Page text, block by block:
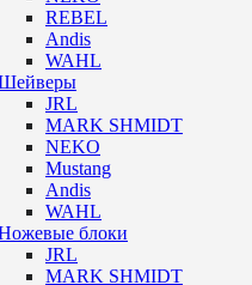
REBEL
Andis
WAHL
JRL
MARK SHMIDT
NEKO
Mustang
Andis
WAHL
блоки
JRL
MARK SHMIDT